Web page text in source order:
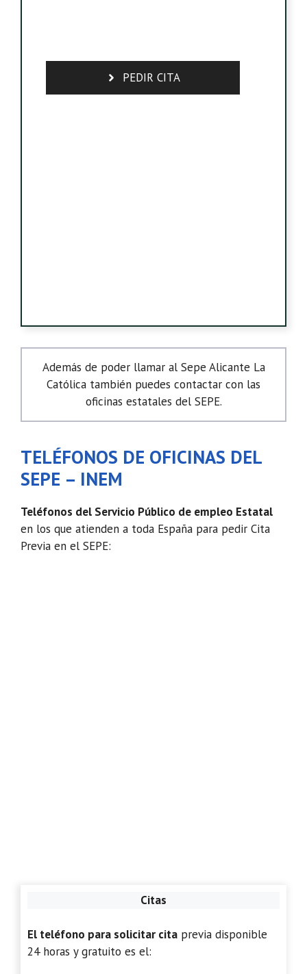
PEDIR CITA
Además de poder llamar al Sepe Alicante La
Católica también puedes contactar con las
oficinas estatales del SEPE.
TELÉFONOS DE OFICINAS DEL
SEPE – INEM
Teléfonos del Servicio Público de empleo Estatal
en los que atienden a toda España para pedir Cita
Previa en el SEPE:
Citas
El teléfono para solicitar cita previa disponible
24 horas y gratuito es el: